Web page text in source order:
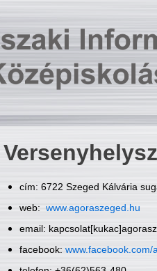
cím: 6722 Szeged Kálvária
web: www.agoraszeged.hu
email:
facebook: www.facebook.com/